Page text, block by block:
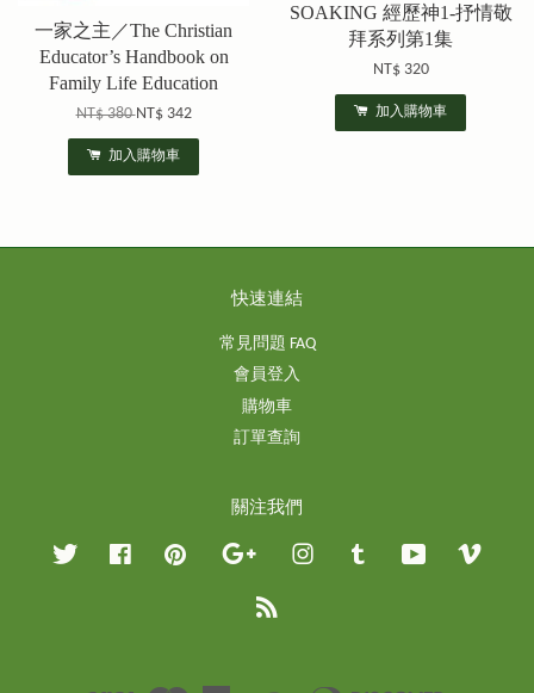
一家之主／The Christian
Educator’s Handbook on
Family Life Education
NT$ 380NT$ 342
加入購物車
SOAKING 經歷神1-抒情敬
拜系列第1集
NT$ 320
加入購物車
快速連結
常見問題 FAQ
會員登入
購物車
訂單查詢
關注我們
Twitter Facebook Pinterest Google InstagramTumblr YouTube